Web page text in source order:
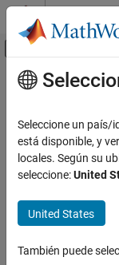
Saltar al contenido
Mostrar/
Inicio de Documentación
Contenido
Seleccione un país/
está disponible, y
locales. Según su
seleccione:United
United States
También puede